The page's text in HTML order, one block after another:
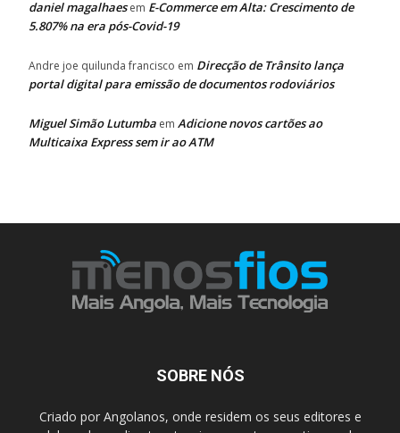
daniel magalhaesem E-Commerce em Alta: Crescimento de
5.807% na era pós-Covid-19
Andre joe quilunda francisco em Direcção de Trânsito lança
portal digital para emissão de documentos rodoviários
Miguel Simão Lutumba em Adicione novos cartões ao
Multicaixa Express sem ir ao ATM
SOBRE NÓS
Criado por Angolanos, onde residem os seus editores e